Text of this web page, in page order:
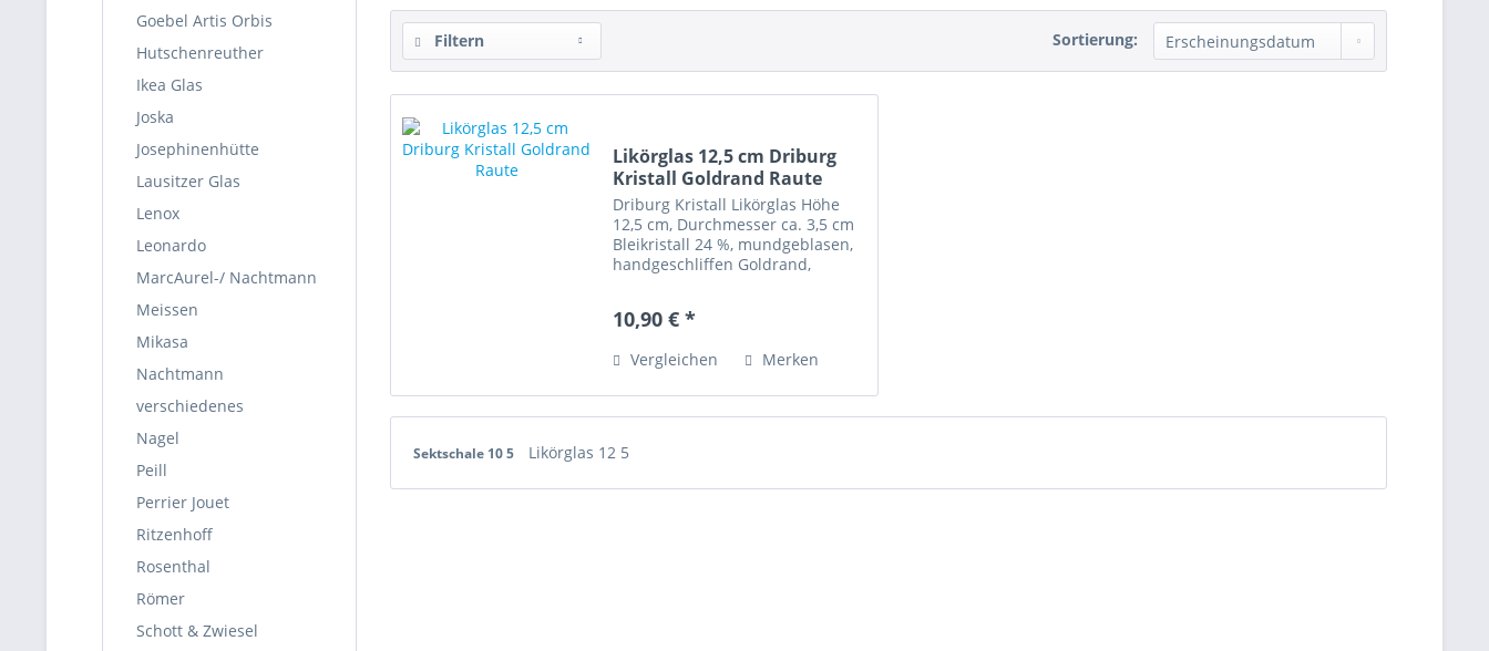
Goebel Artis Orbis
Hutschenreuther
Ikea Glas
Joska
Josephinenhütte
Lausitzer Glas
Lenox
Leonardo
MarcAurel-/ Nachtmann
Meissen
Mikasa
Nachtmann
verschiedenes
Nagel
Peill
Perrier Jouet
Ritzenhoff
Rosenthal
Römer
Schott & Zwiesel
Filtern Sortierung:
Likörglas 12,5 cm Driburg
Kristall Goldrand Raute
Driburg Kristall Likörglas Höhe
12,5 cm, Durchmesser ca. 3,5 cm
Bleikristall 24 %, mundgeblasen,
handgeschliffen Goldrand,
unterliegt der
Kaufpreis...
10,90 € *
Vergleichen Merken
Sektschale 10 5 Likörglas 12 5